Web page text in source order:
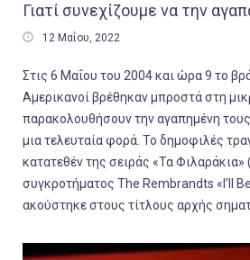
Γιατί συνεχίζουμε να την
 12 Μαΐου, 2022
Στις 6 Μαΐου του 2004 και ώρα 9 το
Αμερικανοί βρέθηκαν μπροστά στη
παρακολουθήσουν την αγαπημένη
μια τελευταία φορά. Το δημοφιλές
κατατεθέν της σειράς «Τα Φιλαράκια»
συγκροτήματος The Rembrandts «I’ll
ακούστηκε στους τίτλους αρχής